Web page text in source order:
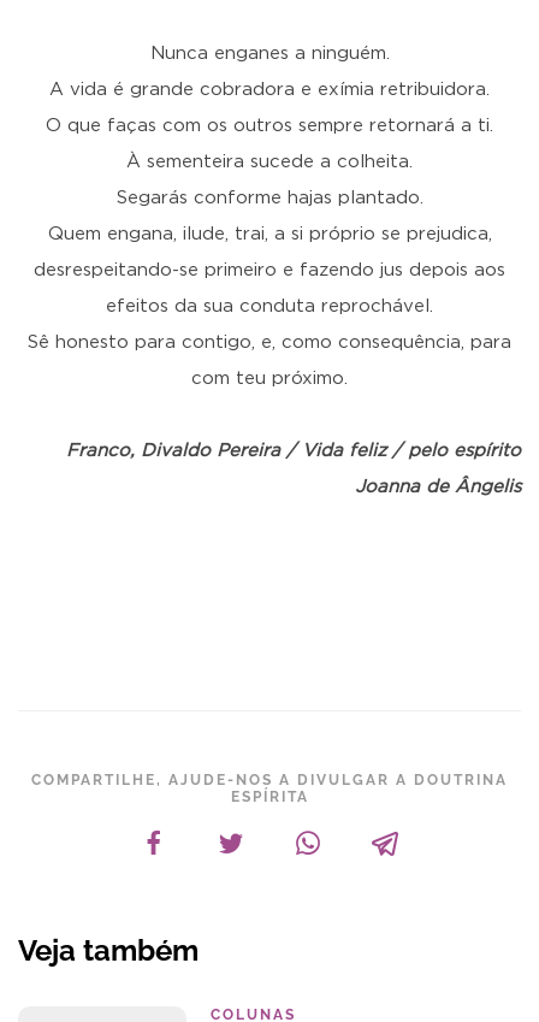
Nunca enganes a ninguém.
A vida é grande cobradora e exímia retribuidora.
O que faças com os outros sempre retornará a ti.
À sementeira sucede a colheita.
Segarás conforme hajas plantado.
Quem engana, ilude, trai, a si próprio se prejudica,
desrespeitando-se primeiro e fazendo jus depois aos
efeitos da sua conduta reprochável.
Sê honesto para contigo, e, como consequência, para
com teu próximo.
Franco, Divaldo Pereira / Vida feliz / pelo espírito
Joanna de Ângelis
COMPARTILHE, AJUDE-NOS A DIVULGAR A DOUTRINA
ESPÍRITA
Veja também
COLUNAS